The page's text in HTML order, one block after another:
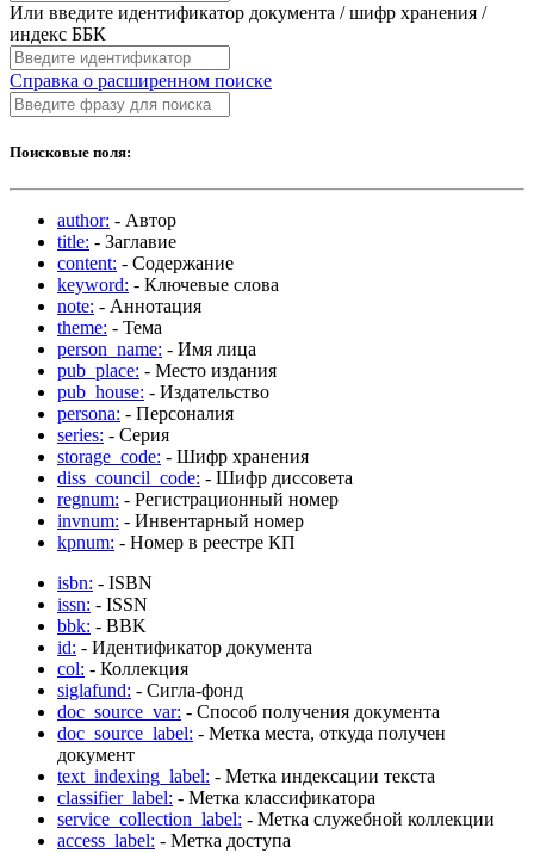
Или введите идентификатор документа / шифр хранения /
индекс ББК
Справка о расширенном поиске
Поисковые поля:
author: - Автор
title: - Заглавие
content: - Содержание
keyword: - Ключевые слова
note: - Аннотация
theme: - Тема
person_name: - Имя лица
pub_place: - Место издания
pub_house: - Издательство
persona: - Персоналия
series: - Серия
storage_code: - Шифр хранения
diss_council_code: - Шифр диссовета
regnum: - Регистрационный номер
invnum: - Инвентарный номер
kpnum: - Номер в реестре КП
isbn: - ISBN
issn: - ISSN
bbk: - BBK
id: - Идентификатор документа
col: - Коллекция
siglafund: - Сигла-фонд
doc_source_var: - Способ получения документа
doc_source_label: - Метка места, откуда получен
документ
text_indexing_label: - Метка индексации текста
classifier_label: - Метка классификатора
service_collection_label: - Метка служебной коллекции
access_label: - Метка доступа